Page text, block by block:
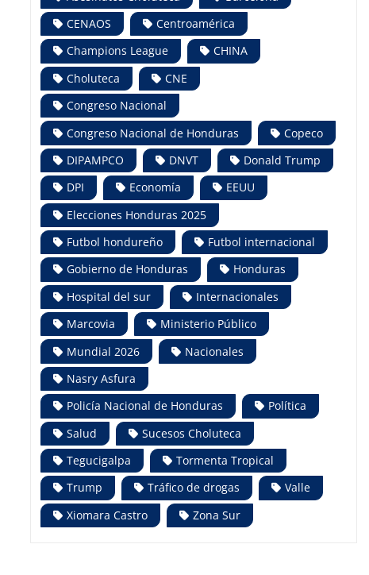
CENAOS
Centroamérica
Champions League
CHINA
Choluteca
CNE
Congreso Nacional
Congreso Nacional de Honduras
Copeco
DIPAMPCO
DNVT
Donald Trump
DPI
Economía
EEUU
Elecciones Honduras 2025
Futbol hondureño
Futbol internacional
Gobierno de Honduras
Honduras
Hospital del sur
Internacionales
Marcovia
Ministerio Público
Mundial 2026
Nacionales
Nasry Asfura
Policía Nacional de Honduras
Política
Salud
Sucesos Choluteca
Tegucigalpa
Tormenta Tropical
Trump
Tráfico de drogas
Valle
Xiomara Castro
Zona Sur